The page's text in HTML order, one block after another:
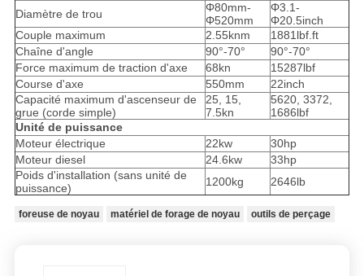
Diamètre de trou
Φ80mm-
Φ520mm
Φ3.1-
Φ20.5inch
Couple maximum
2.55knm
1881lbf.ft
Chaîne d'angle
90°-70°
90°-70°
Force maximum de traction d'axe
68kn
15287lbf
Course d'axe
550mm
22inch
Capacité maximum d'ascenseur de
grue (corde simple)
25, 15,
7.5kn
5620, 3372,
1686lbf
Unité de puissance
Moteur électrique
22kw
30hp
Moteur diesel
24.6kw
33hp
Poids d'installation (sans unité de
puissance)
1200kg 2646lb
foreuse de noyau matériel de forage de noyau outils de perçage